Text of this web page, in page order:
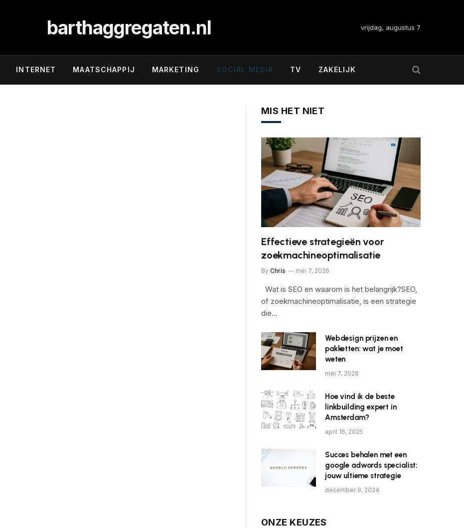
barthaggregaten.nl vrijdag, augustus 7
INTERNET MAATSCHAPPIJ MARKETING SOCIAL MEDIA TV ZAKELIJK
MIS HET NIET
Effectieve strategieën voor
zoekmachineoptimalisatie
By Chris mei 7, 2026
Wat is SEO en waarom is het belangrijk?SEO,
of zoekmachineoptimalisatie, is een strategie
die…
Webdesign prijzen en
pakketten: wat je moet
weten
mei 7, 2026
Hoe vind ik de beste
linkbuilding expert in
Amsterdam?
april 16, 2025
Succes behalen met een
google adwords specialist:
jouw ultieme strategie
december 9, 2024
ONZE KEUZES